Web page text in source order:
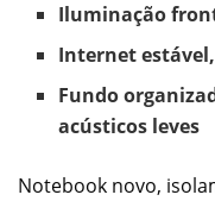
Iluminação
Internet
Fundo
acústicos leves
Notebook novo,